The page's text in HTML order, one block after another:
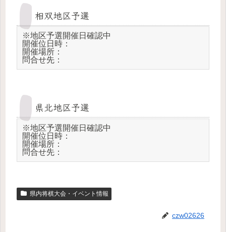
相双地区予選
※地区予選開催日確認中
開催位日時：
開催場所：
問合せ先：
県北地区予選
※地区予選開催日確認中
開催位日時：
開催場所：
問合せ先：
県内将棋大会・イベント情報
czw02626